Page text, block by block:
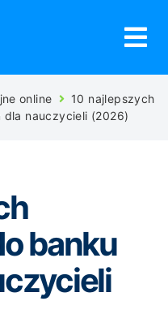
online
10 najlepszych
nauczycieli (2026)
banku